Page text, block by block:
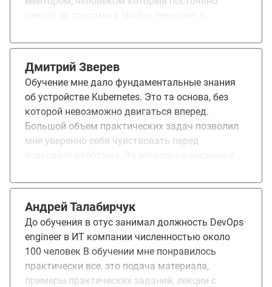
домашками или возникающими вопросами.
Марии Котляровской за оперативные ответы и
помощь. Хочу сразу предупредить, что курс не
для новичков. Как минимум необходимы
знание по Linux и работе с облачными
провайдерами, в частности Google Cloud. Курс
идеально подойдет для специалистов DevOps.
Дмитрий Зверев
Обучение мне дало фундаментальные знания
об устройстве Kubernetes. Это та основа, без
которой невозможно двигаться вперед.
Большой объем практических задач позволил
мне уверенно себя чувствовать перед
включиться в производственные задачи, не
совершая глупых ошибок. Всё это вместе
позволило освоить новую для меня область
знаний за короткое время и в комфортной
обстановке.
Андрей Талабирчук
До обучения в отус занимал должность DevOps
engineer в ИТ компании численностью около
100 человек В обучении мне понравилось
практически все, это подача материала,
примеры практических заданий, лекции с